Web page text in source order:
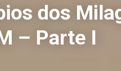
dos
– Parte I